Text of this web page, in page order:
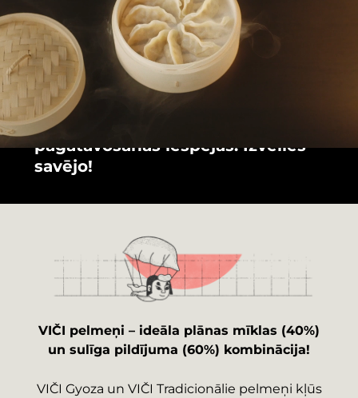
VIČI Gyoza un VIČI Tradicionālie
pelmeņi – bezgalīgas garšu un
pagatavošanas iespējas. Izvēlies
savējo!
VIČI pelmeņi – ideāla plānas mīklas (40%)
un sulīga pildījuma (60%) kombinācija!
VIČI Gyoza un VIČI Tradicionālie pelmeņi kļūs